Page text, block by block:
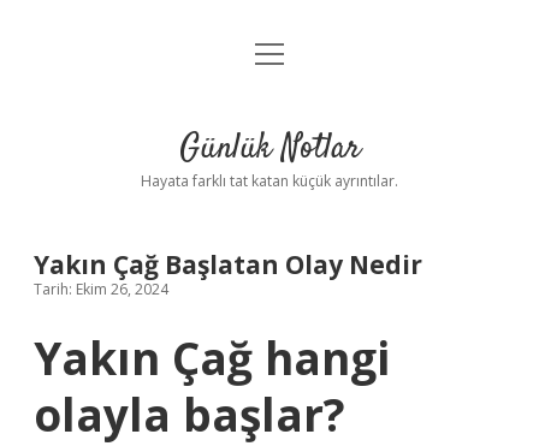
Anasayfa
Yasal Uyarı
menüyü
Günlük Notlar
Hayata farklı tat katan küçük ayrıntılar.
Yakın Çağ Başlatan Olay Nedir
Tarih: Ekim 26, 2024
Yakın Çağ hangi
olayla başlar?